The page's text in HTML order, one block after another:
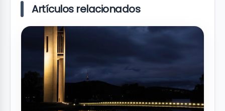
Artículos relacionados